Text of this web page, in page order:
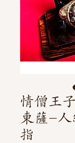
情僧王
東薩-人
指